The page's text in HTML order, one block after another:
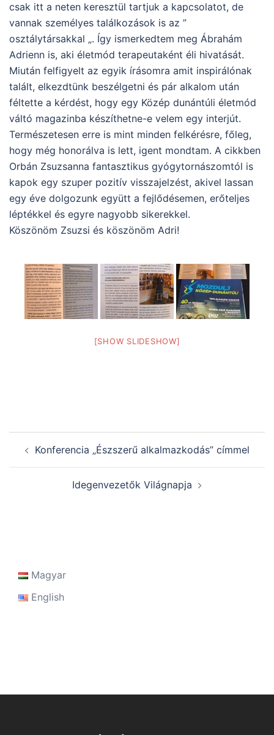
csak itt a neten keresztül tartjuk a kapcsolatot, de
vannak személyes találkozások is az ”
osztálytársakkal „. Így ismerkedtem meg Ábrahám
Adrienn is, aki életmód terapeutaként éli hivatását.
Miután felfigyelt az egyik írásomra amit inspirálónak
talált, elkezdtünk beszélgetni és pár alkalom után
féltette a kérdést, hogy egy Közép dunántúli életmód
váltó magazinba készíthetne-e velem egy interjút.
Természetesen erre is mint minden felkérésre, főleg,
hogy még honorálva is lett, igent mondtam. A cikkben
Orbán Zsuzsanna fantasztikus gyógytornászomtól is
kapok egy szuper pozitív visszajelzést, akivel lassan
egy éve dolgozunk együtt a fejlődésemen, erőteljes
léptékkel és egyre nagyobb sikerekkel.
Köszönöm Zsuzsi és köszönöm Adri!
[SHOW SLIDESHOW]
navigation
Konferencia „Észszerű alkalmazkodás” címmel
Idegenvezetők Világnapja
Magyar
English